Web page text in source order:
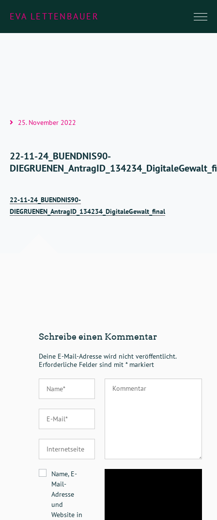
EVA LETTENBAUER
25. November 2022
22-11-24_BUENDNIS90-
22-11-24_BUENDNIS90-
DIEGRUENEN_AntragID_134234_DigitaleGewalt_final
Schreibe einen Kommentar
Deine E-Mail-Adresse wird nicht veröffentlicht.
Erforderliche Felder sind mit *markiert
Name, E-
Mail-
Adresse
und
Website in